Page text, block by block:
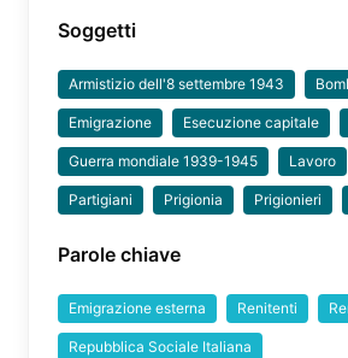
Soggetti
Armistizio dell'8 settembre 1943
Emigrazione Esecuzione capitale
Guerra mondiale 1939-1945 Lavoro
Partigiani Prigionia Prigionieri
Parole chiave
Emigrazione esterna Renitenti
Repubblica Sociale Italiana